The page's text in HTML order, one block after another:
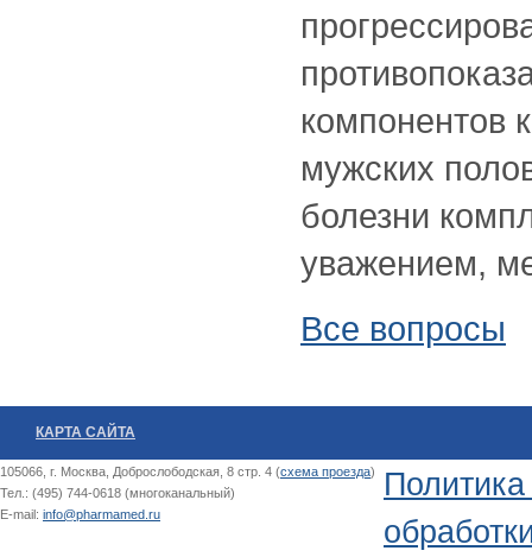
компонентов
мужских
болезни
уважением,
Все вопросы
КАРТА САЙТА
105066, г. Москва, Доброслободская, 8 стр. 4 (схема проезда)
Тел.: (495) 744-0618 (многоканальный)
E-mail: info@pharmamed.ru